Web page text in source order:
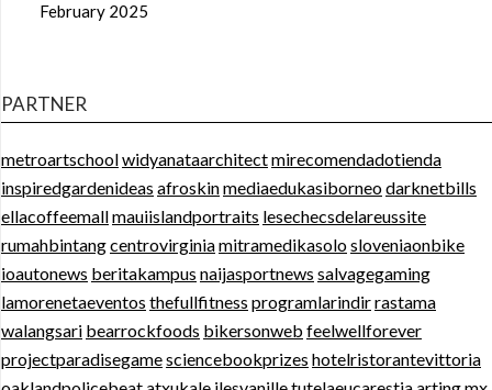
February 2025
PARTNER
metroartschoolwidyanataarchitectmirecomendadotienda
inspiredgardenideas afroskinmediaedukasiborneodarknetbills
ellacoffeemallmauiislandportraits lesechecsdelareussite
rumahbintangcentrovirginiamitramedikasolosloveniaonbike
ioautonews beritakampus naijasportnews salvagegaming
lamorenetaeventos thefullfitness programlarindirrastama
walangsari bearrockfoods bikersonweb feelwellforever
projectparadisegamesciencebookprizes hotelristorantevittoria